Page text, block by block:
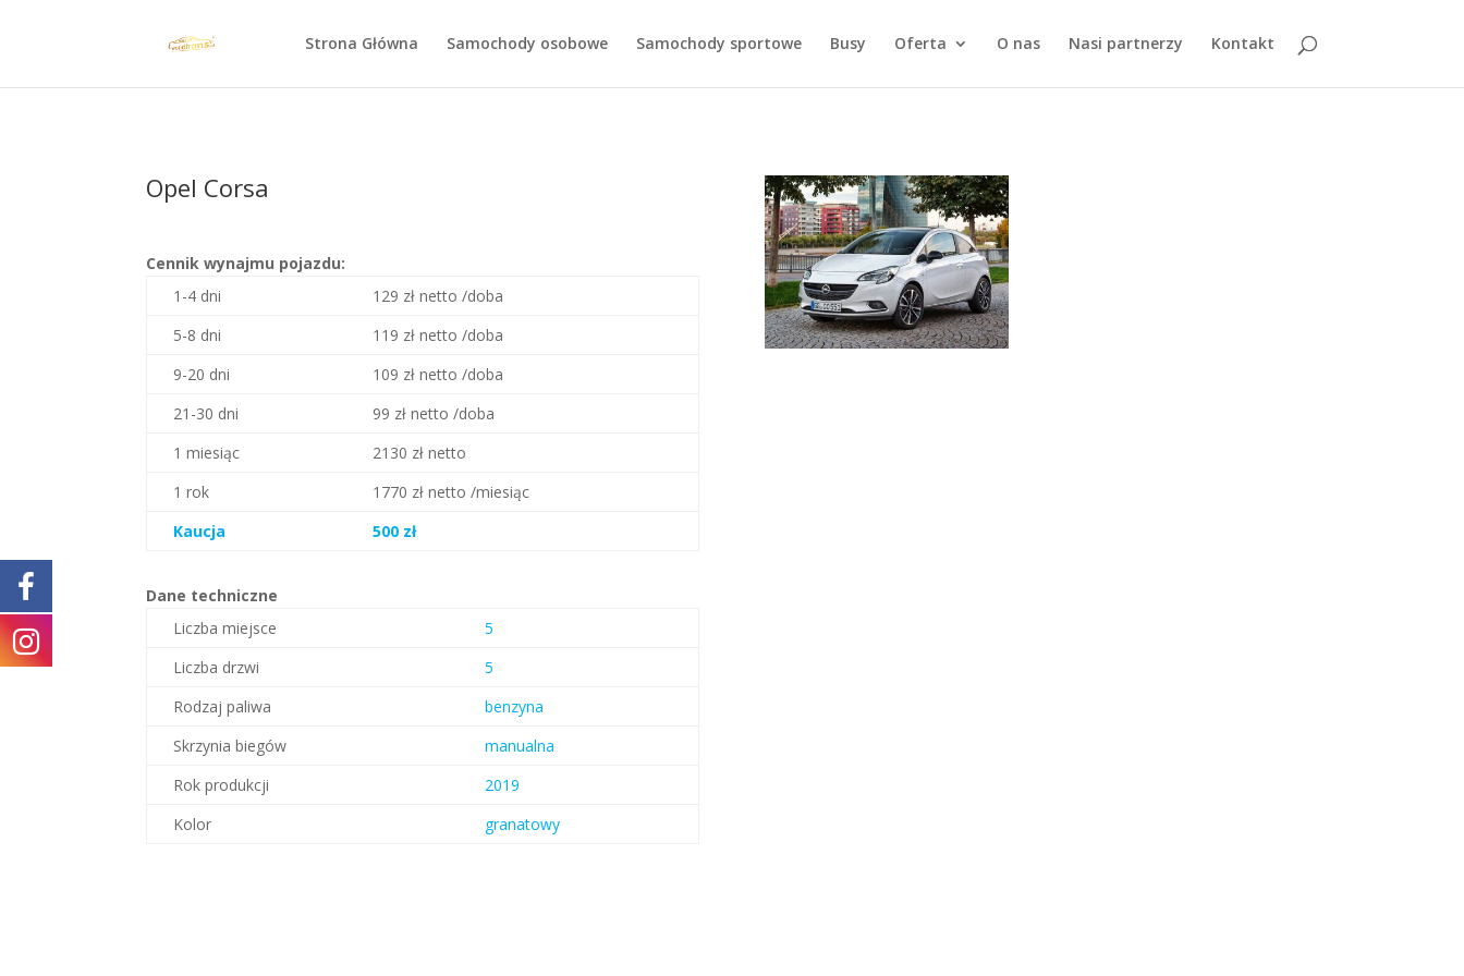
Strona Główna Samochody osobowe Samochody sportowe Busy Oferta O nas Nasi partnerzy Kontakt
Opel Corsa
Cennik wynajmu pojazdu:
1-4 dni
129 zł netto /doba
5-8 dni
119 zł netto /doba
9-20 dni
109 zł netto /doba
21-30 dni
99 zł netto /doba
1 miesiąc
2130 zł netto
1 rok
1770 zł netto /miesiąc
Kaucja
500 zł
Dane techniczne
Liczba miejsce
5
Liczba drzwi
5
Rodzaj paliwa
benzyna
Skrzynia biegów
manualna
Rok produkcji
2019
Kolor
granatowy